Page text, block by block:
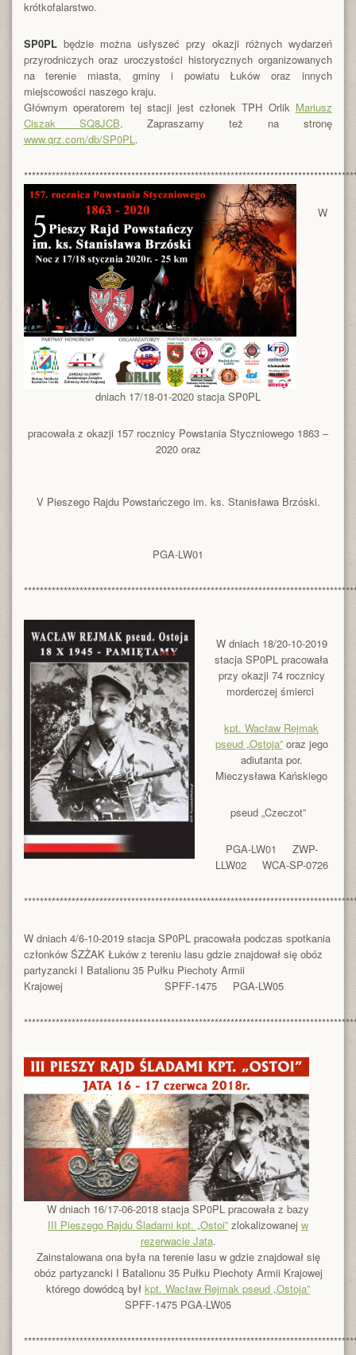
krótkofalarstwo.
SP0PLbędzie można usłyszeć przy okazji różnych wydarzeń
przyrodniczych oraz uroczystości historycznych organizowanych
na terenie miasta, gminy i powiatu Łuków oraz innych
miejscowości naszego kraju.
Głównym operatorem tej stacji jest członek TPH Orlik Mariusz
Ciszak SQ8JCB. Zapraszamy też na stronę
www.qrz.com/db/SP0PL .
W
dniach 17/18-01-2020 stacja SP0PL
pracowała z okazji 157 rocznicy Powstania Styczniowego 1863 –
2020 oraz
V Pieszego Rajdu Powstańczego im. ks. Stanisława Brzóski.
PGA-LW01
W dniach 18/20-10-2019
stacja SP0PL pracowała
przy okazji 74 rocznicy
morderczej śmierci
kpt. Wacław Rejmak
pseud „Ostoja”oraz jego
adiutanta por.
Mieczysława Kańskiego
pseud „Czeczot”
PGA-LW01 ZWP-
LLW02 WCA-SP-0726
W dniach 4/6-10-2019 stacja SP0PL pracowała podczas spotkania
członków ŚZŻAK Łuków z tereniu lasu gdzie znajdował sięobóz
partyzancki I Batalionu 35 Pułku Piechoty Armii
Krajowej SPFF-1475 PGA-LW05
W dniach 16/17-06-2018 stacja SP0PL pracowała z bazy
III Pieszego Rajdu Śladami kpt. „Ostoi” zlokalizowanej w
rezerwacie Jata.
Zainstalowana ona była na terenie lasu w gdzie znajdował się
obóz partyzancki I Batalionu 35 Pułku Piechoty Armii Krajowej
którego dowódcą był kpt. Wacław Rejmak pseud „Ostoja”
SPFF-1475 PGA-LW05